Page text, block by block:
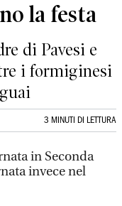
la festa
di Pavesi e
i formiginesi
3 MINUTI DI LETTURA
in Seconda
invece nel